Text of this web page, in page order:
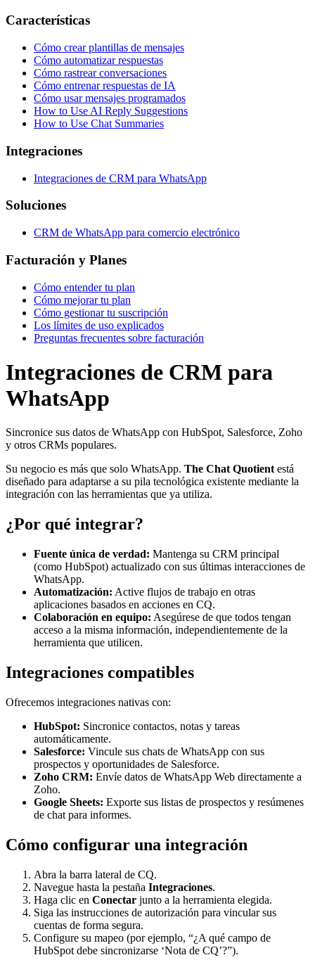
Características
Cómo crear plantillas de mensajes
Cómo automatizar respuestas
Cómo rastrear conversaciones
Cómo entrenar respuestas de IA
Cómo usar mensajes programados
How to Use AI Reply Suggestions
How to Use Chat Summaries
Integraciones
Integraciones de CRM para WhatsApp
Soluciones
CRM de WhatsApp para comercio electrónico
Facturación y Planes
Cómo entender tu plan
Cómo mejorar tu plan
Cómo gestionar tu suscripción
Los límites de uso explicados
Preguntas frecuentes sobre facturación
Integraciones de CRM para
WhatsApp
Sincronice sus datos de WhatsApp con HubSpot, Salesforce, Zoho
y otros CRMs populares.
Su negocio es más que solo WhatsApp. The Chat Quotient está
diseñado para adaptarse a su pila tecnológica existente mediante la
integración con las herramientas que ya utiliza.
¿Por qué integrar?
Fuente única de verdad: Mantenga su CRM principal
(como HubSpot) actualizado con sus últimas interacciones de
WhatsApp.
Automatización: Active flujos de trabajo en otras
aplicaciones basados en acciones en CQ.
Colaboración en equipo: Asegúrese de que todos tengan
acceso a la misma información, independientemente de la
herramienta que utilicen.
Integraciones compatibles
Ofrecemos integraciones nativas con:
HubSpot: Sincronice contactos, notas y tareas
automáticamente.
Salesforce: Vincule sus chats de WhatsApp con sus
prospectos y oportunidades de Salesforce.
Zoho CRM: Envíe datos de WhatsApp Web directamente a
Zoho.
Google Sheets: Exporte sus listas de prospectos y resúmenes
de chat para informes.
Cómo configurar una integración
Abra la barra lateral de CQ.
Navegue hasta la pestaña Integraciones.
Haga clic en Conectar junto a la herramienta elegida.
Siga las instrucciones de autorización para vincular sus
cuentas de forma segura.
Configure su mapeo (por ejemplo, “¿A qué campo de
HubSpot debe sincronizarse ‘Nota de CQ’?”).